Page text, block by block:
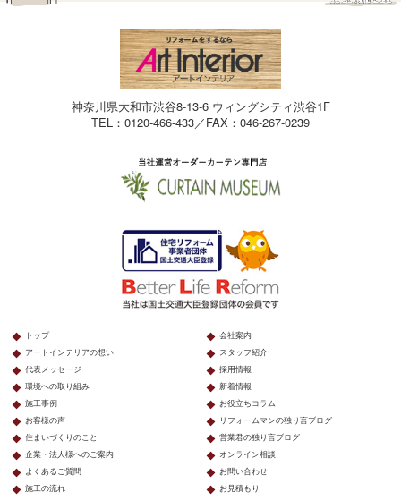
神奈川県大和市渋谷8-13-6 ウィングシティ渋谷1F
TEL：0120-466-433／FAX：046-267-0239
トップ
アートインテリアの想い
代表メッセージ
環境への取り組み
施工事例
お客様の声
住まいづくりのこと
企業・法人様へのご案内
よくあるご質問
施工の流れ
会社案内
スタッフ紹介
採用情報
新着情報
お役立ちコラム
リフォームマンの独り言ブログ
営業君の独り言ブログ
オンライン相談
お問い合わせ
お見積もり